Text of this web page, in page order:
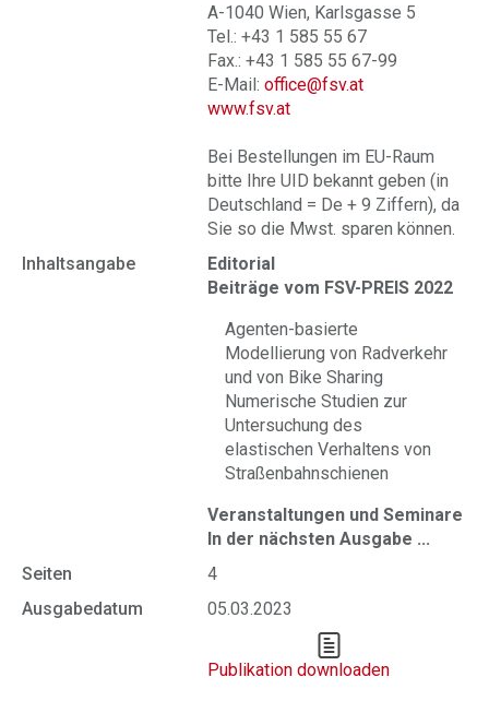
A-1040 Wien, Karlsgasse 5
Tel.: +43 1 585 55 67
Fax.: +43 1 585 55 67-99
E-Mail: office@fsv.at
www.fsv.at
Bei Bestellungen im EU-Raum
bitte Ihre UID bekannt geben (in
Deutschland = De + 9 Ziffern), da
Sie so die Mwst. sparen können.
Inhaltsangabe
Editorial
Beiträge vom FSV-PREIS 2022
Agenten-basierte
Modellierung von Radverkehr
und von Bike Sharing
Numerische Studien zur
Untersuchung des
elastischen Verhaltens von
Straßenbahnschienen
Veranstaltungen und Seminare
In der nächsten Ausgabe ...
Seiten
4
Ausgabedatum
05.03.2023
Publikation downloaden